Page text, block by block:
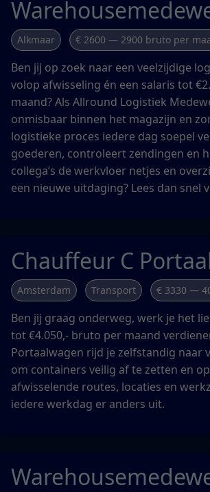
Alkmaar € 2600 — 2900 bruto per
Ben jij op zoek naar een veelzijdige
volop afwisseling én een salaris tot
maand? Als Allround Logistiek
onmisbaar binnen het magazijn en
logistieke proces iedere dag soepel
goederen, controleert zendingen en
collega’s de werkvloer netjes en
een nieuwe uitdaging? Lees dan snel
Chauffeur C
Amsterdam Transport € 3330 —
Ben jij graag onderweg, werk je het
tot €4.050,- bruto per maand
Portaalwagen rijd je zelfstandig naar
om containers veilig af te zetten en
afwisselende routes, locaties en
iedere werkdag er anders uit.